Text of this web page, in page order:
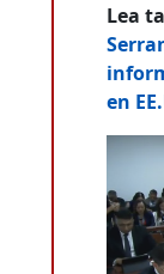
Lea
en